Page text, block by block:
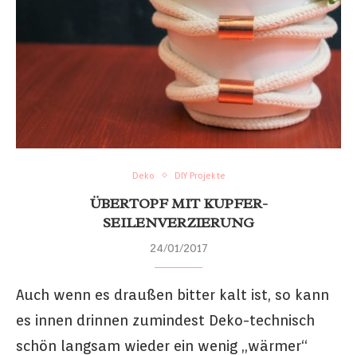
Deko DIY Projekte
ÜBERTOPF MIT KUPFER-
SEILENVERZIERUNG
24/01/2017
Auch wenn es draußen bitter kalt ist, so kann
es innen drinnen zumindest Deko-technisch
schön langsam wieder ein wenig „wärmer“